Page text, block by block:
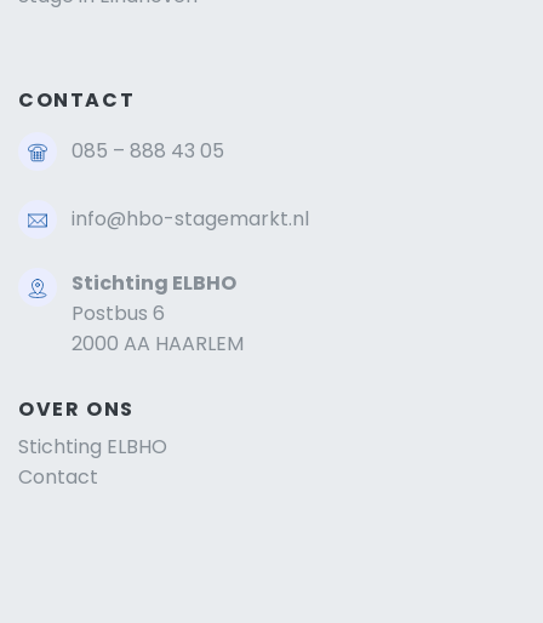
CONTACT
085 – 888 43 05
info@hbo-stagemarkt.nl
Stichting ELBHO
Postbus 6
2000 AA HAARLEM
OVER ONS
Stichting ELBHO
Contact